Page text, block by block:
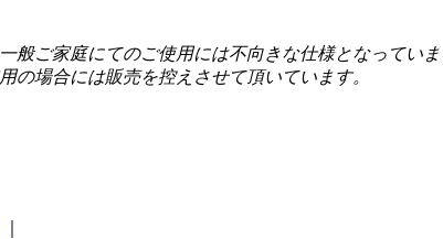
般ご家庭にてのご使用には不向きな仕様となっていま
の場合には販売を控えさせて頂いています。